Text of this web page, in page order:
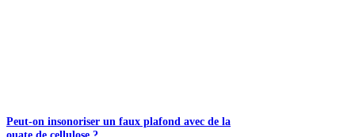
Peut-on insonoriser un faux plafond avec de la
ouate de cellulose ?